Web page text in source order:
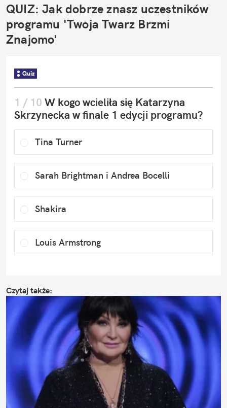
QUIZ: Jak dobrze znasz uczestników
programu 'Twoja Twarz Brzmi
Znajomo'
Quiz
1 / 10 W kogo wcieliła się Katarzyna
Skrzynecka w finale 1 edycji programu?
Tina Turner
Sarah Brightman i Andrea Bocelli
Shakira
Louis Armstrong
Czytaj także: